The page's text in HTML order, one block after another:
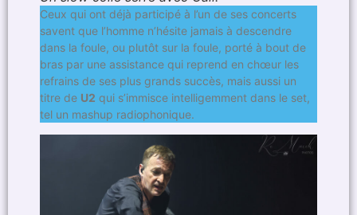
Ceux qui ont déjà participé à l’un de ses concerts
savent que l’homme n’hésite jamais à descendre
dans la foule, ou plutôt sur la foule, porté à bout de
bras par une assistance qui reprend en chœur les
refrains de ses plus grands succès, mais aussi un
titre de U2 qui s’immisce intelligemment dans le set,
tel un mashup radiophonique.